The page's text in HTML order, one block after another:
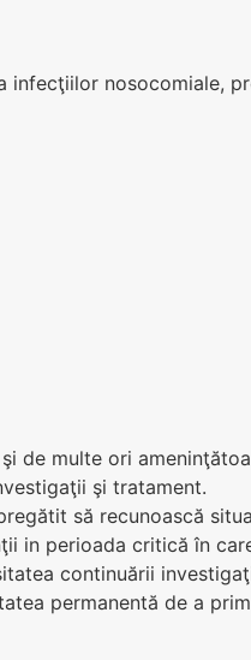
nosocomiale,
de multe ori
şi tratament.
să recunoască
in perioada critică în
continuării
permanentă de a